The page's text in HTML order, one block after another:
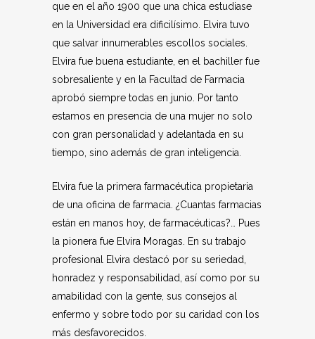
que en el año 1900 que una chica estudiase
en la Universidad era dificilísimo. Elvira tuvo
que salvar innumerables escollos sociales.
Elvira fue buena estudiante, en el bachiller fue
sobresaliente y en la Facultad de Farmacia
aprobó siempre todas en junio. Por tanto
estamos en presencia de una mujer no solo
con gran personalidad y adelantada en su
tiempo, sino además de gran inteligencia.
Elvira fue la primera farmacéutica propietaria
de una oficina de farmacia. ¿Cuantas farmacias
están en manos hoy, de farmacéuticas?… Pues
la pionera fue Elvira Moragas. En su trabajo
profesional Elvira destacó por su seriedad,
honradez y responsabilidad, así como por su
amabilidad con la gente, sus consejos al
enfermo y sobre todo por su caridad con los
más desfavorecidos.